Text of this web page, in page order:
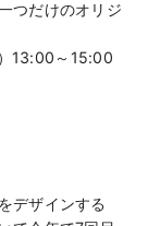
つだけのオリジ
13:00～15:00
デザインする